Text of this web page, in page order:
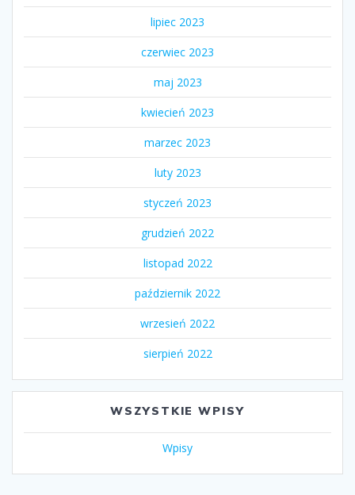
lipiec 2023
czerwiec 2023
maj 2023
kwiecień 2023
marzec 2023
luty 2023
styczeń 2023
grudzień 2022
listopad 2022
październik 2022
wrzesień 2022
sierpień 2022
WSZYSTKIE WPISY
Wpisy